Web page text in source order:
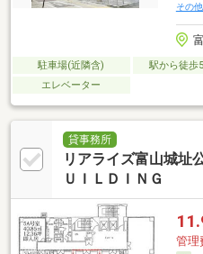
その
駐車場(近隣含) 駅から徒歩
エレベーター
貸事務所
リアライズ富山城
ＵＩＬＤＩＮＧ
管理